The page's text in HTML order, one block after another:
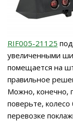
RIF005-21125
увеличенными
помещается на
правильное
Можно, конечно,
поверьте,
перевозке